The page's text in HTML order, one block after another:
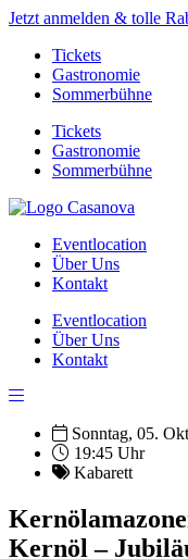
Jetzt anmelden & tolle
Tickets
Gastronomie
Sommerbühne
Tickets
Gastronomie
Sommerbühne
Eventlocation
Über Uns
Kontakt
Eventlocation
Über Uns
Kontakt
Sonntag, 05.
19:45 Uhr
Kabarett
Kernöl –